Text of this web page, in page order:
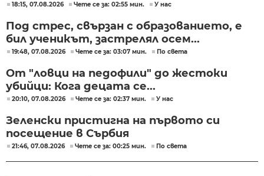
18:15, 07.08.2026 Чете се за: 02:55 мин. У нас
Под стрес, свързан с образованието, е
бил ученикът, застрелял осем...
19:48, 07.08.2026 Чете се за: 03:07 мин. По света
От "ловци на педофили" до жестоки
убийци: Кога децата се...
20:10, 07.08.2026 Чете се за: 02:37 мин. У нас
Зеленски пристигна на първото си
посещение в Сърбия
21:46, 07.08.2026 Чете се за: 00:25 мин. По света